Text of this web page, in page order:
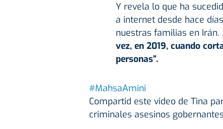
Y revela lo que ha
a internet desde hace
nuestras familias en Irán.
vez, en 2019, cuando
personas”.
#MahsaAmini
Compartid este video de Tina
criminales asesinos